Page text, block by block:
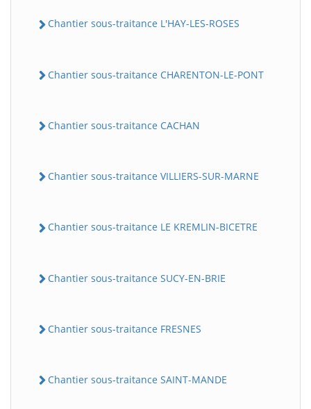
Chantier sous-traitance L'HAY-LES-ROSES
Chantier sous-traitance CHARENTON-LE-PONT
Chantier sous-traitance CACHAN
Chantier sous-traitance VILLIERS-SUR-MARNE
Chantier sous-traitance LE KREMLIN-BICETRE
Chantier sous-traitance SUCY-EN-BRIE
Chantier sous-traitance FRESNES
Chantier sous-traitance SAINT-MANDE